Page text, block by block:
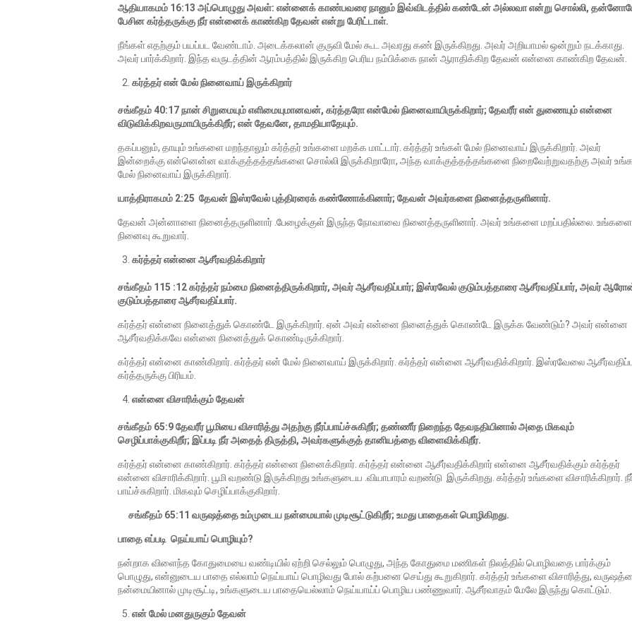
ஆதியாகமம் 16:13 அப்பொழுது அவள்: என்னைக் காண்பவரை நானும் இவ்விடத்தில் கண்டேன் அல்லவா என்று சொல்லி, தன்னோடே
பேசின கர்த்தருக்கு நீர் என்னைக் காண்கிற தேவன் என்று பேரிட்டாள்.
நீங்கள் எதற்கும் பயப்பட வேண்டாம். அடைக்கலான் குருவி மேல் கூட அவரது கண் இருக்கிறது. அவர் அறியாமல் ஒன்றும் நடக்காது.
அவர் பார்க்கிறார். இந்த வருடத்தின் ஆரம்பத்தில் இருக்கிற பெரிய நம்பிக்கை நான் ஆராதிக்கிற தேவன் என்னை காண்கிற தேவன்.
கர்த்தர் என் மேல் நினைவாய் இருக்கிறார்
சங்கீதம் 40:17 நான் சிறுமையும் எளிமையுமானவன், கர்த்தரோ என்மேல் நினைவாயிருக்கிறார்; தேவரீர் என் துணையும் என்னை
விடுவிக்கிறவருமாயிருக்கிறீர்; என் தேவனே, தாமதியாதேயும்.
தகப்பனும், தாயும் உங்களை மறந்தாலும் கர்த்தர் உங்களை மறக்க மாட்டார். கர்த்தர் உங்கள் மேல் நினைவாய் இருக்கிறார். அவர்
இன்றைக்கு என்னென்ன வாக்குத்தத்தங்களை சொல்லி இருக்கிறாரோ, அந்த வாக்குத்தத்தங்களை நிறைவேற்றுவதற்கு அவர்
மேல் நினைவாய் இருக்கிறார்.
யாத்திராகமம் 2:25 தேவன் இஸ்ரவேல் புத்திரரைக் கண்ணோக்கினார்; தேவன் அவர்களை நினைத்தருளினார்.
தேவன் அன்னாளை நினைத்தருளினார் .பேழைக்குள் இருந்த நோவாவை நினைத்தருளினார். அவர் உங்களை மறப்பதில்லை. உங்களை
நினைவு கூறுவார்.
கர்த்தர் என்னை ஆசீர்வதிக்கிறார்
சங்கீதம் 115 :12 கர்த்தர் நம்மை நினைத்திருக்கிறார், அவர் ஆசீர்வதிப்பார்; இஸ்ரவேல் குடும்பத்தாரை ஆசீர்வதிப்பார், அவர்
குடும்பத்தாரை ஆசீர்வதிப்பார்.
கர்த்தர் என்னை நினைத்துக் கொண்டே இருக்கிறார். ஏன் அவர் என்னை நினைத்துக் கொண்டே இருக்க வேண்டும்? அவர் என்னை
ஆசீர்வதிக்கவே என்னை நினைத்துக் கொண்டிருக்கிறார்.
கர்த்தர் என்னை காண்கிறார். கர்த்தர் என் மேல் நினைவாய் இருக்கிறார். கர்த்தர் என்னை ஆசீர்வதிக்கிறார். இஸ்ரவேலை
கர்த்தருக்கு பிரியம்.
என்னை விசாரிக்கும் தேவன்
சங்கீதம் 65:9 தேவரீர் பூமியை விசாரித்து அதற்கு நீர்ப்பாய்ச்சுகிறீர்; தண்ணீர் நிறைந்த தேவநதியினால் அதை மிகவும்
செழிப்பாக்குகிறீர்; இப்படி நீர் அதைத் திருத்தி, அவர்களுக்குத் தானியத்தை விளைவிக்கிறீர்.
கர்த்தர் என்னை காண்கிறார். கர்த்தர் என்னை நினைக்கிறார். கர்த்தர் என்னை ஆசீர்வதிக்கிறார் என்னை ஆசீர்வதிக்கும் கர்த்தர்
என்னை விசாரிக்கிறார். பூமி வறண்டு இருக்கிறது உங்களுடைய .வியாபாரம் வறண்டு இருக்கிறது. கர்த்தர் உங்களை விசாரிக்கிறார்.
பாய்ச்சுகிறார். மிகவும் செழிப்பாக்குகிறார்.
சங்கீதம் 65:11 வருஷத்தை உம்முடைய நன்மையால் முடிசூட்டுகிறீர்; உமது பாதைகள் பொழிகிறது.
பாதை எப்படி நெய்யாய் பொழியும்?
நன்றாக விளைந்த கோதுமையை வண்டியில் ஏற்றி செல்லும் பொழுது, அந்த கோதுமை மணிகள் நிலத்தில் பொழிவதை பார்க்கும்
பொழுது, என்னுடைய பாதை எல்லாம் நெய்யாய் பொழிவது போல் கற்பனை செய்து கூறுகிறார். கர்த்தர் உங்களை விசாரித்து,
நன்மையினால் முடிசூட்டி, உங்களுடைய பாதையெல்லாம் நெய்யாய்ப் பொழிய பண்ணுவார். ஆசீர்வாதம் மேலே இருந்து கொட்டும்.
என் மேல் மனதுருகும் தேவன்